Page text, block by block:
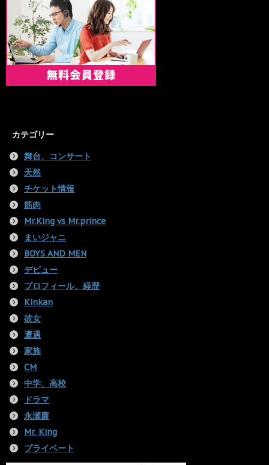
カテゴリー
舞台、コンサート
天然
チケット情報
筋肉
Mr.King vs Mr.prince
まいジャニ
BOYS AND MEN
デビュー
プロフィール、経歴
Kinkan
彼女
遭遇
家族
CM
中学、高校
ドラマ
永瀬廉
Mr. King
プライベート